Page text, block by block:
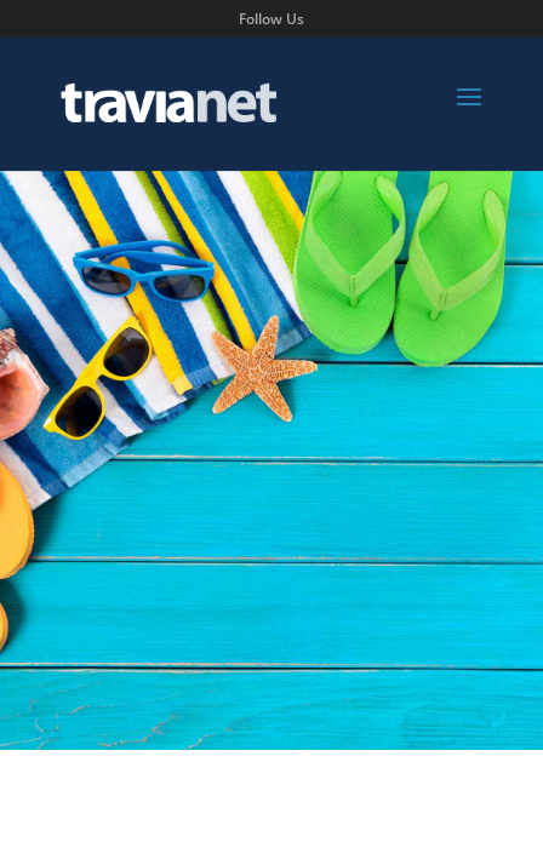
Follow Us